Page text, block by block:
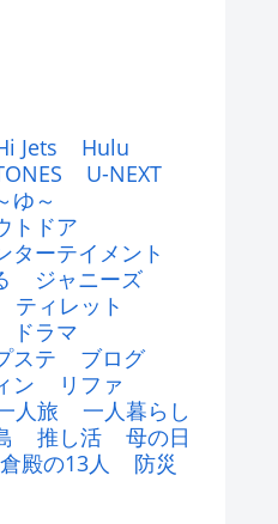
Jets
Hulu
U-NEXT
ゆ～
トドア
ターテイメント
ジャニーズ
ティレット
ドラマ
ステ
ブログ
ン
リファ
人旅
一人暮らし
推し活
母の日
殿の13人
防災